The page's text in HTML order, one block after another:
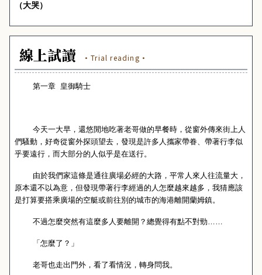
（大哭）
線上試讀 ·Trial reading·
第一章 皇御騎士
今天一大早，還悠閒地吃著老哥做的早餐時，從窗外傳來街上人
們騷動，好奇從窗外探頭望去，發現是許多人攜家帶眷、帶著行李似
乎要遠行，而大部分的人似乎是在送行。
由於我們家這條是通往廣場必經的大路，平常人來人往流量大，
原本還不以為意，但發現帶著行李經過的人怎麼越來越多，我猜應該
是打算要搭乘廣場的空艇或前往別的城市的海港離開蘭姆鎮。
不過怎麼突然有這麼多人要離開？總覺得有點不對勁……
「怎麼了？」
老哥也走出門外，看了看情況，轉身問我。